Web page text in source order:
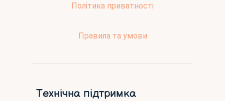
Політика приватності
Правила та умови
Технічна підтримка